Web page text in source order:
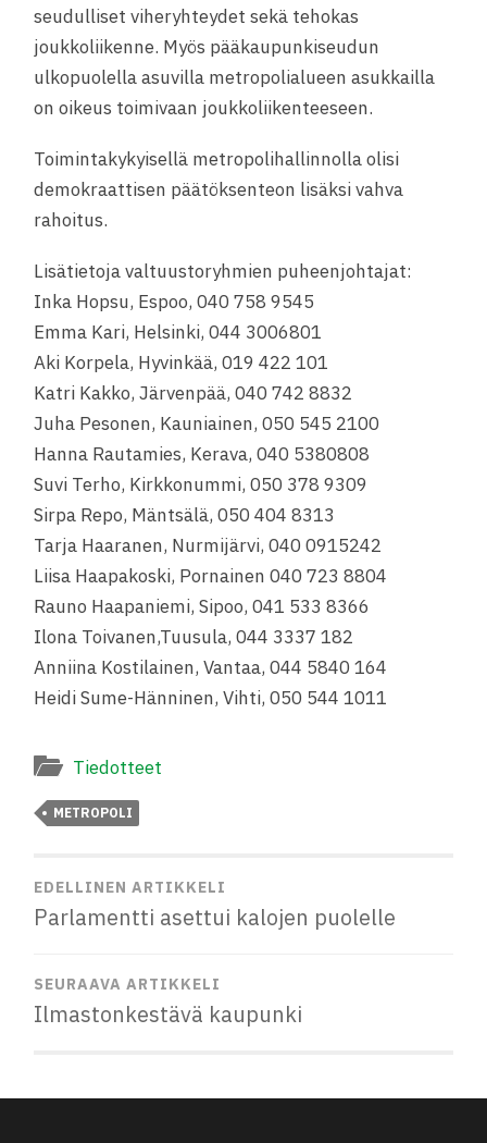
seudulliset viheryhteydet sekä tehokas
joukkoliikenne. Myös pääkaupunkiseudun
ulkopuolella asuvilla metropolialueen asukkailla
on oikeus toimivaan joukkoliikenteeseen.
Toimintakykyisellä metropolihallinnolla olisi
demokraattisen päätöksenteon lisäksi vahva
rahoitus.
Lisätietoja valtuustoryhmien puheenjohtajat:
Inka Hopsu, Espoo, 040 758 9545
Emma Kari, Helsinki, 044 3006801
Aki Korpela, Hyvinkää, 019 422 101
Katri Kakko, Järvenpää, 040 742 8832
Juha Pesonen, Kauniainen, 050 545 2100
Hanna Rautamies, Kerava, 040 5380808
Suvi Terho, Kirkkonummi, 050 378 9309
Sirpa Repo, Mäntsälä, 050 404 8313
Tarja Haaranen, Nurmijärvi, 040 0915242
Liisa Haapakoski, Pornainen 040 723 8804
Rauno Haapaniemi, Sipoo, 041 533 8366
Ilona Toivanen,Tuusula, 044 3337 182
Anniina Kostilainen, Vantaa, 044 5840 164
Heidi Sume-Hänninen, Vihti, 050 544 1011
Tiedotteet
METROPOLI
EDELLINEN ARTIKKELI
Parlamentti asettui kalojen puolelle
SEURAAVA ARTIKKELI
Ilmastonkestävä kaupunki